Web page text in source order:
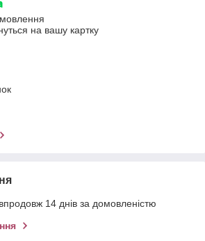
на вашу картку
14 днів за домовленістю